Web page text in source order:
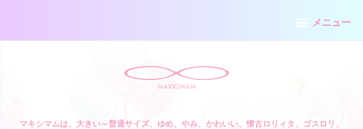
メニュー
マキシマムは、大きい～普通サイズ、ゆめ、やみ、かわいい、懐古ロリィタ、ゴスロリ、